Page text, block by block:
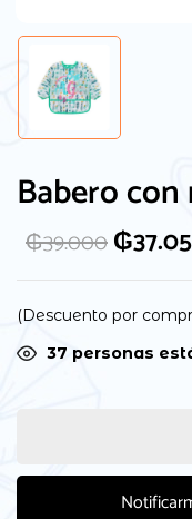
Babero
₲39.000₲
(Descuento por
34 personas